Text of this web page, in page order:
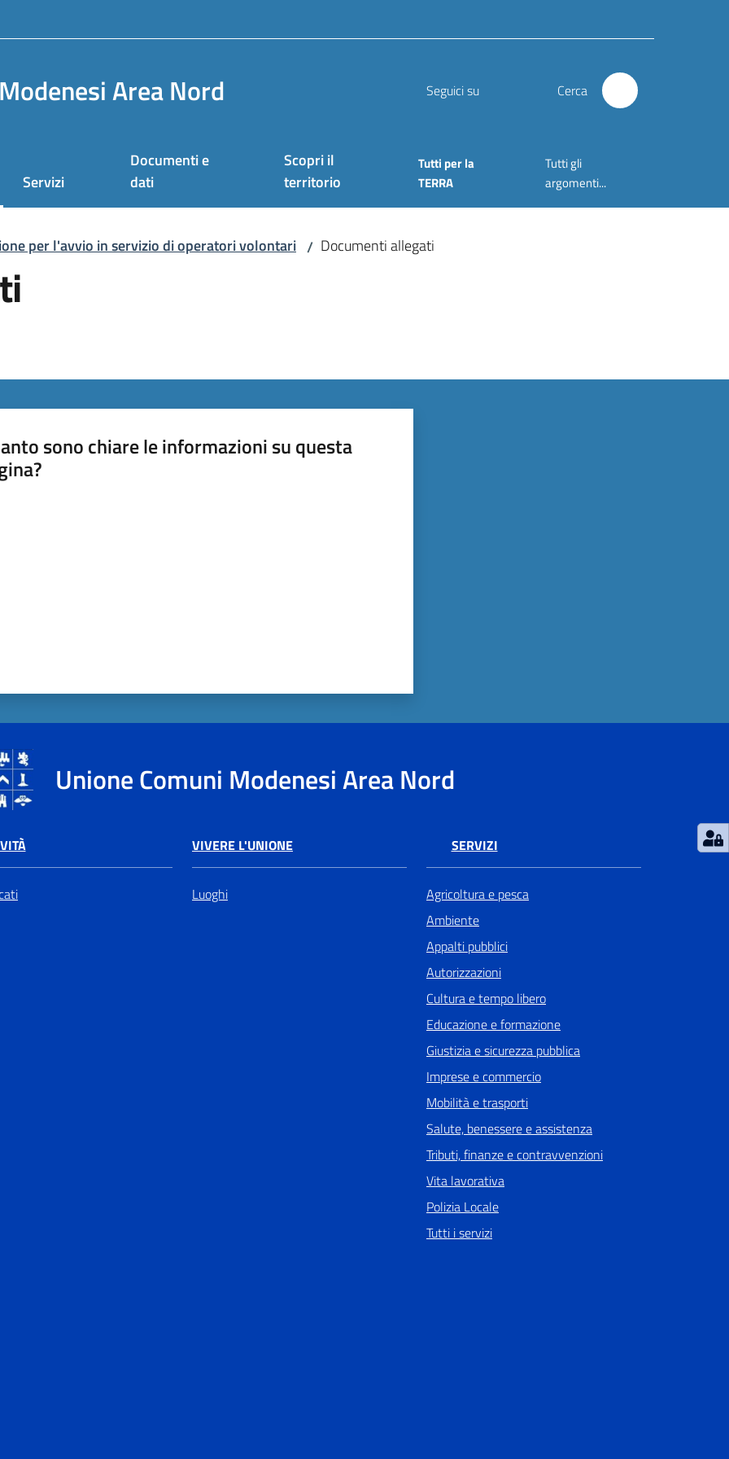
Area Nord Seguici su Cerca
Servizi
Documenti e
dati
Scopri il
territorio
Tutti per la
TERRA
Tutti gli
argomenti...
per l'avvio in servizio di operatori volontari / Documenti allegati
sono chiare le informazioni su questa
Unione Comuni Modenesi Area Nord
VIVERE L'UNIONE
Luoghi
SERVIZI
Agricoltura e pesca
Ambiente
Appalti pubblici
Autorizzazioni
Cultura e tempo libero
Educazione e formazione
Giustizia e sicurezza pubblica
Imprese e commercio
Mobilità e trasporti
Salute, benessere e assistenza
Tributi, finanze e contravvenzioni
Vita lavorativa
Polizia Locale
Tutti i servizi